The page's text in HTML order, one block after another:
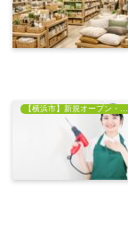
【横浜市】新規オープン・開店情報